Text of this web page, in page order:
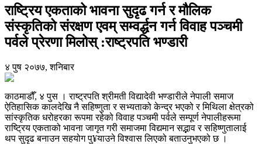
राष्ट्रिय एकताको भावना सुदृढ गर्न र मौलिक
संस्कृतिको संरक्षण एवम् सम्वर्द्धन गर्न विवाह पञ्चमी
पर्वले प्रेरणा मिलोस् :राष्ट्रपति भण्डारी
४ पुष २०७७, शनिबार
काठमाडौँ, ४ पुस । राष्ट्रपति श्रीमती विद्यादेवी भण्डारीले नेपाली समाज
ऐतिहासिक कालदेखि नै सहिष्णुता र सभ्यताको केन्द्र भएको र मिथिला क्षेत्रको
सांस्कृतिक धरोहरका रूपमा रहेको विवाह पञ्चमी पर्वले सम्पूर्ण नेपालीहरूमा
राष्ट्रिय एकताको भावना जागृत गरी समाजमा विद्यमान सद्भाव र सहिष्णुतालाई
थप सुदृढ बनाउन सहयोग पु¥याउने विश्वास लिएको बताउनुभएको छ ।